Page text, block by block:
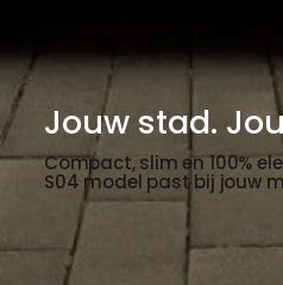
Jouw stad.
Compact, slim en 100%
S04 model past bij jouw